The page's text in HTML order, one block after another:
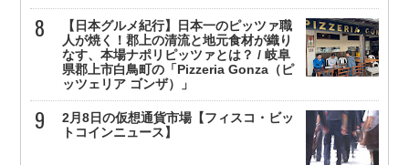
【日本グルメ紀行】日本一のピッツァ職
人が焼く！郡上の清流と地元食材が織り
なす、本場ナポリピッツァとは？ / 岐阜
県郡上市白鳥町の「Pizzeria Gonza（ピ
ッツェリア ゴンザ）」
2月8日の仮想通貨市場【フィスコ・ビッ
トコインニュース】